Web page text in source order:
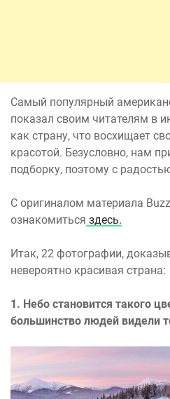
Самый популярный
показал своим читателям в
как страну, что восхищает
красотой. Безусловно, нам
подборку, поэтому с
С оригиналом материала
ознакомиться здесь.
Итак, 22 фотографии,
невероятно красивая страна:
1. Небо становится такого
большинство людей видели